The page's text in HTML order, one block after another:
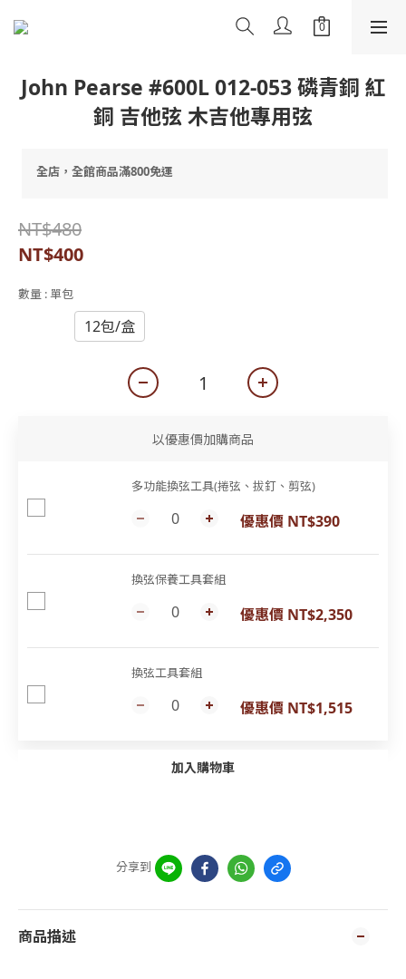
John Pearse #600L 012-053 磷青銅 紅
銅 吉他弦 木吉他專用弦
全店，全館商品滿800免運
NT$480
NT$400
數量 : 單包
12包/盒
以優惠價加購商品
多功能換弦工具(捲弦、拔釘、剪弦)
優惠價 NT$390
換弦保養工具套組
優惠價 NT$2,350
換弦工具套組
優惠價 NT$1,515
加入購物車
分享到
商品描述